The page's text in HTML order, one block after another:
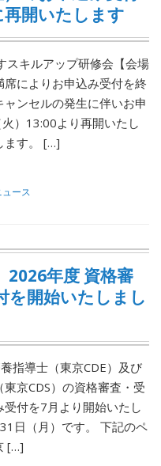
開いたします
スキルアップ研修会【会場
によりお申込み受付を終
ンセルの発生に伴いお申
）13:00より再開いたし
ます。 […]
ース
2026年度 資格審
を開始いたしまし
指導士（東京CDE）及び
京CDS）の資格審査・受
付を7月より開始いたし
日（月）です。 下記のペ
[…]